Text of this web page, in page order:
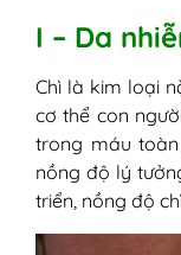
I – Da
Chì là kim loại
cơ thể con
trong máu
nồng độ lý
triển, nồng độ